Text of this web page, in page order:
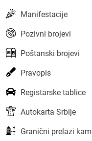
Manifestacije
Pozivni brojevi
Poštanski brojevi
Pravopis
Registarske tablice
Autokarta Srbije
Granični prelazi